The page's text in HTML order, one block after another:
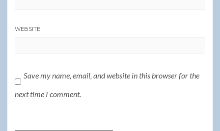
WEBSITE
Save my name, email, and website in this browser for the
next time I comment.